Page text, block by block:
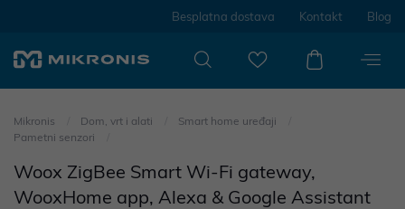
Besplatna dostava Kontakt Blog
Mikronis Dom, vrt i alati
Smart home uređaji
Pametni senzori
Woox ZigBee Smart Wi-Fi gateway,
WooxHome app, Alexa & Google Assistant